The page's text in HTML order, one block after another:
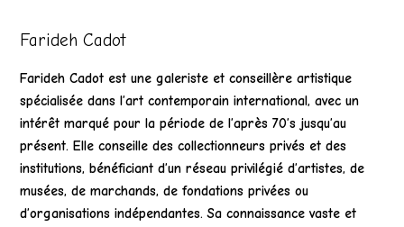
Farideh Cadot
Farideh Cadot est une galeriste et conseillère artistique
spécialisée dans l’art contemporain international, avec un
intérêt marqué pour la période de l’après 70’s jusqu’au
présent. Elle conseille des collectionneurs privés et des
institutions, bénéficiant d’un réseau privilégié d’artistes, de
musées, de marchands, de fondations privées ou
d’organisations indépendantes. Sa connaissance vaste et